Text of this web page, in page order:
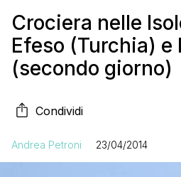
Crociera nelle
Efeso (Turchia) e
(secondo giorno)
Condividi
Andrea Petroni 23/04/2014